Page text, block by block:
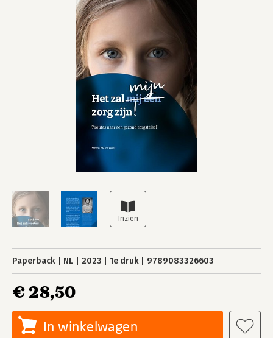
Paperback NL 2023 1e druk 9789083326603
€ 28,50
In winkelwagen